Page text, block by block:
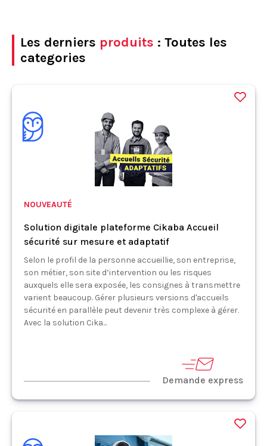
Les derniers produits : Toutes les
categories
NOUVEAUTÉ
Solution digitale plateforme Cikaba Accueil
sécurité sur mesure et adaptatif
Selon le profil de la personne accueillie, son entreprise,
son métier, son site d’intervention ou les risques
auxquels elle sera exposée, les consignes à transmettre
varient beaucoup. Gérer plusieurs versions d'accueils
sécurité en parallèle peut devenir très complexe à gérer.
Avec la solution Cika...
Demande express